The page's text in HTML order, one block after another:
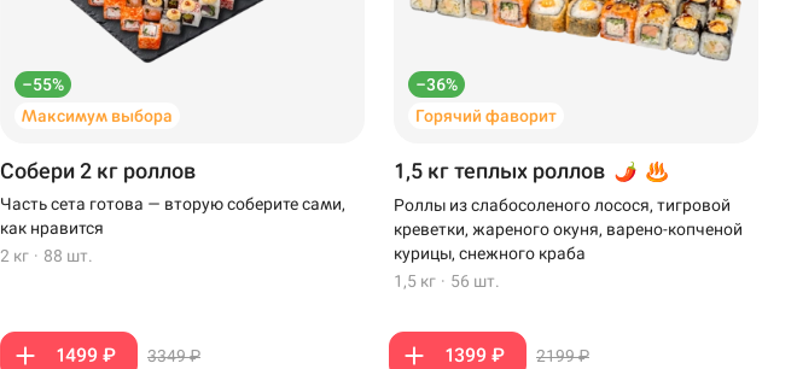
–55%
Максимум выбора
Собери 2 кг роллов
Часть сета готова — вторую соберите сами,
как нравится
2 кг · 88 шт.
1499 ₽ 3349 ₽
–36%
Горячий фаворит
1,5 кг теплых роллов
Роллы из слабосоленого лосося, тигровой
креветки, жареного окуня, варено-копченой
курицы, снежного краба
1,5 кг · 56 шт.
1399 ₽ 2199 ₽